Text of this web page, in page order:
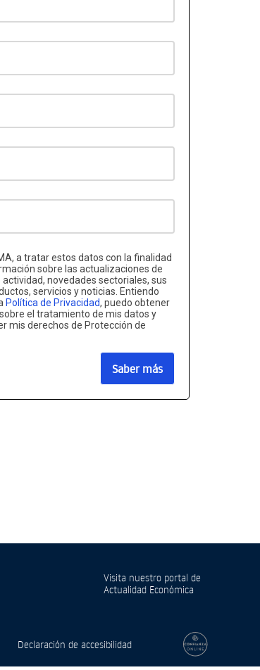
a tratar estos datos con la finalidad
sobre las actualizaciones de
actividad, novedades sectoriales, sus
servicios y noticias. Entiendo
Política de Privacidad, puedo obtener
el tratamiento de mis datos y
mis derechos de Protección de
Saber más
Visita nuestro portal de
Actualidad Económica
Declaración de accesibilidad